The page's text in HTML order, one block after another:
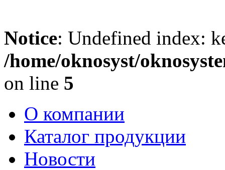
Notice: Undefined index:
/home/oknosyst/
on line 5
О компании
Каталог продукции
Новости